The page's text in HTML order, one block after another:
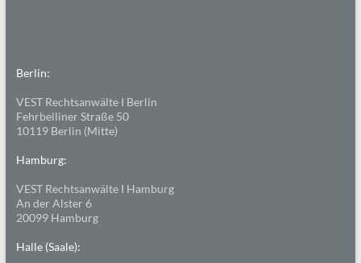
Berlin:
VEST Rechtsanwälte I Berlin
Fehrbelliner Straße 50
10119 Berlin (Mitte)
Hamburg:
VEST Rechtsanwälte I Hamburg
An der Alster 6
20099 Hamburg
Halle (Saale):